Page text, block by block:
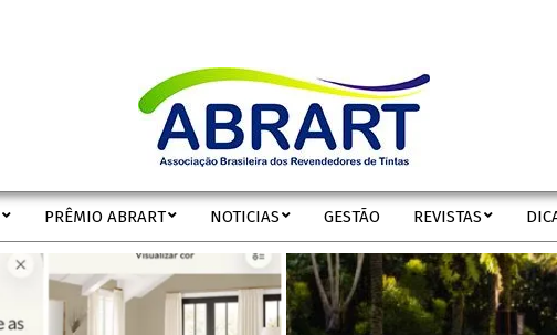
ABRART
Secondary
Navigation
Menu
PRÊMIO ABRART NOTICIAS GESTÃO REVISTAS